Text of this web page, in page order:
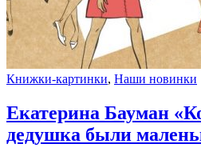
Книжки-картинки, Наши новинки
Екатерина Бауман
дедушка были